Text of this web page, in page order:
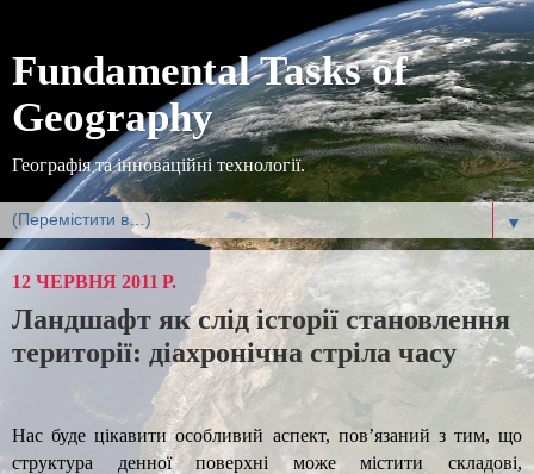
Fundamental Tasks of
Geography
Географія та інноваційні технології.
▼
12 ЧЕРВНЯ 2011 Р.
Ландшафт як слід історії становлення
території: діахронічна стріла часу
Нас буде цікавити особливий аспект, пов’язаний з тим, що
структура денної поверхні може містити складові,